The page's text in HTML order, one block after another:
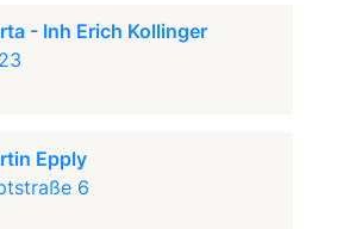
- Inh Erich Kollinger
Epply
6